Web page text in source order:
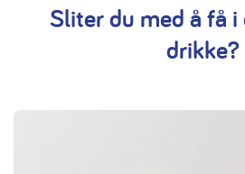
Sliter du med å få
drikke?